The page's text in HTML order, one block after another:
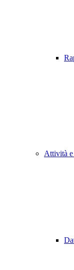
Attività